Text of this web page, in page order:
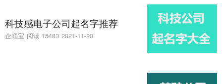
科技感电子公司起名字推荐
企顺宝 阅读 15483 2021-11-20